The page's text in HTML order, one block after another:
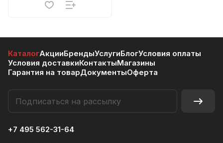
КаталогАкцииБрендыУслугиБлогУсловия оплаты
Условия доставкиКонтактыМагазины
Гарантия на товарДокументыОферта
+7 495 562-31-64